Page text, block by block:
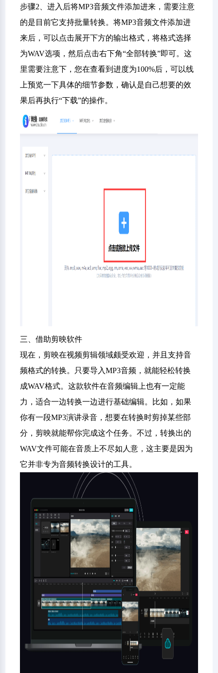
步骤2、进入后将MP3音频文件添加进来，需要注意
的是目前它支持批量转换。将MP3音频文件添加进
来后，可以点击展开下方的输出格式，将格式选择
为WAV选项，然后点击右下角“全部转换”即可。这
里需要注意下，您在查看到进度为100%后，可以线
上预览一下具体的细节参数，确认是自己想要的效
果后再执行“下载”的操作。
三、借助剪映软件
现在，剪映在视频剪辑领域颇受欢迎，并且支持音
频格式的转换。只要导入MP3音频，就能轻松转换
成WAV格式。这款软件在音频编辑上也有一定能
力，适合一边转换一边进行基础编辑。比如，如果
你有一段MP3演讲录音，想要在转换时剪掉某些部
分，剪映就能帮你完成这个任务。不过，转换出的
WAV文件可能在音质上不尽如人意，这主要是因为
它并非专为音频转换设计的工具。